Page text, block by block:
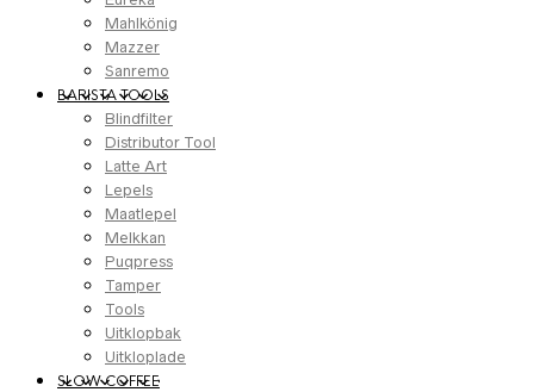
Mahlkönig
Mazzer
Sanremo
BARISTA TOOLS
Blindfilter
Distributor Tool
Latte Art
Lepels
Maatlepel
Melkkan
Puqpress
Tamper
Tools
Uitklopbak
Uitkloplade
SLOW COFFEE